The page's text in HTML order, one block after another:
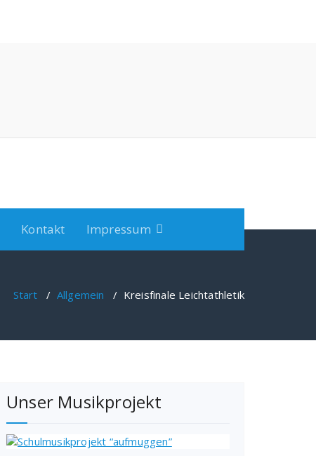
Kontakt Impressum
Start / Allgemein / Kreisfinale Leichtathletik
Unser Musikprojekt